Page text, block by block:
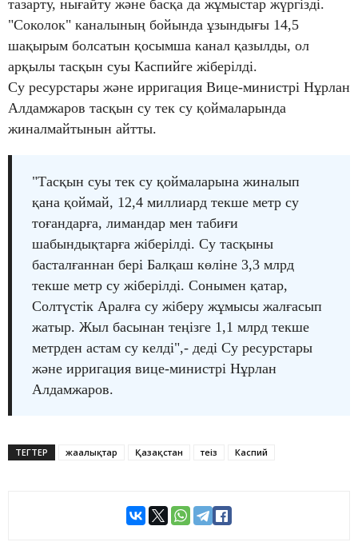
тазарту, нығайту және басқа да жұмыстар жүргізді.
"Соколок" каналының бойында ұзындығы 14,5
шақырым болсатын қосымша канал қазылды, ол
арқылы тасқын суы Каспийге жіберілді.
Су ресурстары және ирригация Вице-министрі Нұрлан
Алдамжаров тасқын су тек су қоймаларында
жиналмайтынын айтты.
"Тасқын суы тек су қоймаларына жиналып
қана қоймай, 12,4 миллиард текше метр су
тоғандарға, лимандар мен табиғи
шабындықтарға жіберілді. Су тасқыны
басталғаннан бері Балқаш көліне 3,3 млрд
текше метр су жіберілді. Сонымен қатар,
Солтүстік Аралға су жіберу жұмысы жалғасып
жатыр. Жыл басынан теңізге 1,1 млрд текше
метрден астам су келді",- деді Су ресурстары
және ирригация вице-министрі Нұрлан
Алдамжаров.
ТЕГТЕР жаңалықтар Қазақстан теңіз Каспий